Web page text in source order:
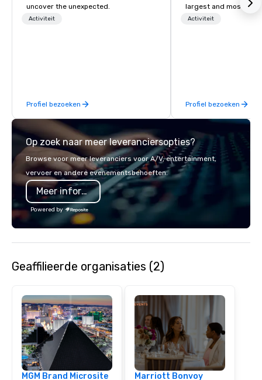
uncover the unexpected.
Activiteit
Profiel bezoeken
largest and most
operator in the Grand
their wanderlust.
sightseeing excursion
Strip or soaring
through the Grand
expeditions will
Activiteit
Profiel bezoeken
Op zoek naar meer leveranciersopties?
Browse voor meer leveranciers voor A/V, entertainment,
vervoer en andere evenementsbehoeften.
Meer informatie
Powered by
Geaffilieerde organisaties (2)
MGM Brand Microsite Marriott Bonvoy